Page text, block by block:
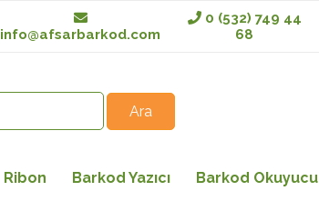
info@afsarbarkod.com
0 (532) 749 44
68
Ribon Barkod Yazıcı Barkod Okuyucu